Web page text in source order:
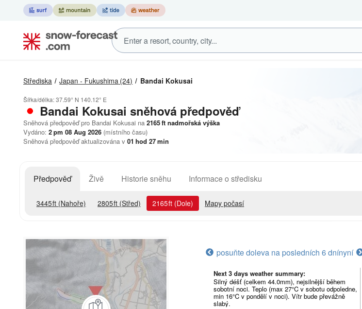
Střediska Japan - Fukushima (24) Bandai Kokusai
Šířka/délka:37.59° N 140.12° E
Bandai Kokusai sněhová předpověď
Sněhová předpověď pro Bandai Kokusai na 2165ft nadmořská výška
Vydáno: 2 pm 08 Aug 2026 (místního času)
Sněhová předpověď aktualizována v 01 hod 27min
Předpověď Živě Historie sněhu Informace o středisku
3445ft (Nahoře) 2805ft (Střed) 2165ft (Dole) Mapy počasí
posuňte doleva na posledních 6 dnínyní
Next 3 days weather summary:
Silný déšť (celkem 44.0mm), nejsilnější během
sobotní noci. Teplo (max 27°C v sobotu odpoledne,
min 16°C v pondělí v noci). Vítr bude převážně
slabý.